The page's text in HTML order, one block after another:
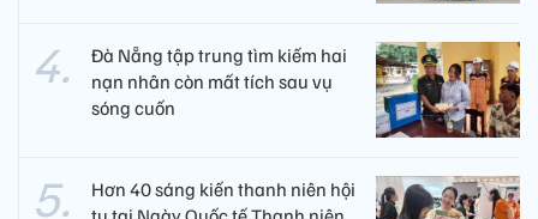
Đà Nẵng tập trung tìm kiếm hai
nạn nhân còn mất tích sau vụ
sóng cuốn
Hơn 40 sáng kiến thanh niên hội